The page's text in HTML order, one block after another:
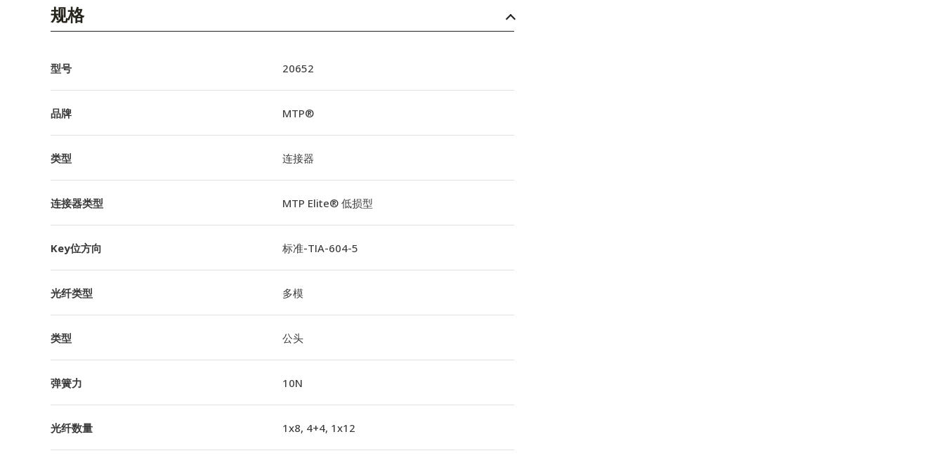
规格
型号 20652
品牌 MTP®
类型 连接器
连接器类型 MTP Elite® 低损型
Key位方向 标准-TIA-604-5
光纤类型 多模
类型 公头
弹簧力 10N
光纤数量 1x8, 4+4, 1x12